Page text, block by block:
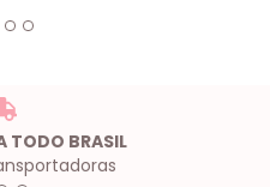
TODO BRASIL